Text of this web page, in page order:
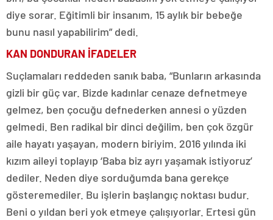
diye sorar. Eğitimli bir insanım, 15 aylık bir bebeğe
bunu nasıl yapabilirim” dedi.
KAN DONDURAN İFADELER
Suçlamaları reddeden sanık baba, “Bunların arkasında
gizli bir güç var. Bizde kadınlar cenaze defnetmeye
gelmez, ben çocuğu defnederken annesi o yüzden
gelmedi. Ben radikal bir dinci değilim, ben çok özgür
aile hayatı yaşayan, modern biriyim. 2016 yılında iki
kızım aileyi toplayıp ‘Baba biz ayrı yaşamak istiyoruz’
dediler. Neden diye sorduğumda bana gerekçe
gösteremediler. Bu işlerin başlangıç noktası budur.
Beni o yıldan beri yok etmeye çalışıyorlar. Ertesi gün